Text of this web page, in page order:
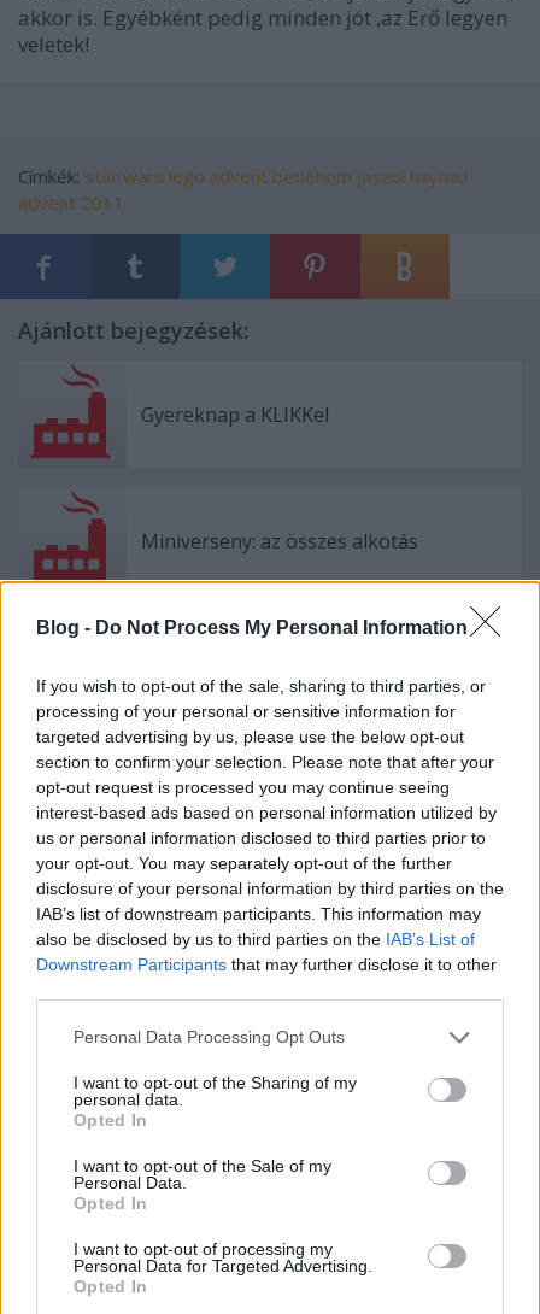
Blog - Do Not Process My Personal Information
If you wish to opt-out of the sale, sharing to third parties, or
processing of your personal or sensitive information for
targeted advertising by us, please use the below opt-out
section to confirm your selection. Please note that after your
opt-out request is processed you may continue seeing
interest-based ads based on personal information utilized by
us or personal information disclosed to third parties prior to
your opt-out. You may separately opt-out of the further
disclosure of your personal information by third parties on the
IAB’s list of downstream participants. This information may
also be disclosed by us to third parties on the IAB’s List of
Downstream Participants that may further disclose it to other
Please note that this website/app uses one or more Google
not limited to your visit or usage behaviour. You may click to
grant or deny consent to Google and its third-party tags to
use your data for below specified purposes in below Google
consent section.
Personal Data Processing Opt Outs
I want to opt-out of the Sharing of my
personal data.
Opted In
I want to opt-out of the Sale of my
Personal Data.
Opted In
I want to opt-out of processing my
Personal Data for Targeted Advertising.
Opted In
akkor is. Egyébként pedig minden jót ,az Erő legyen
veletek!
Címkék: star wars lego advent betlehem jászol haynau
advent 2011
Ajánlott bejegyzések:
Gyereknap a KLIKKel
Miniverseny: az összes alkotás
börtönlakók
Kis magyar LEGO arcképcsarnok (3.):
politikusok
Kis magyar LEGO arcképcsarnok (2.):
zenészek
A hozzászóláshoz be kell lépned!